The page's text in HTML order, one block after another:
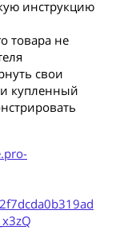
инструкцию
товара не
свои
купленный